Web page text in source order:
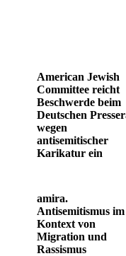
American Jewish
Committee reicht
Beschwerde beim
Deutschen
wegen
antisemitischer
Karikatur ein
amira.
Antisemitismus im
Kontext von
Migration und
Rassismus